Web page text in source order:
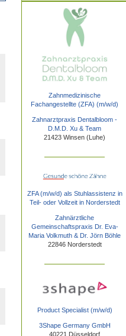
Zahnmedizinische
Fachangestellte (ZFA) (m/w/d)
Zahnarztpraxis Dentalbloom -
D.M.D. Xu & Team
21423 Winsen (Luhe)
ZFA (m/w/d) als Stuhlassistenz in
Teil- oder Vollzeit in Norderstedt
Zahnärztliche
Gemeinschaftspraxis Dr. Eva-
Maria Volkmuth & Dr. Jörn Böhle
22846 Norderstedt
Product Specialist (m/w/d)
3Shape Germany GmbH
40221 Düsseldorf